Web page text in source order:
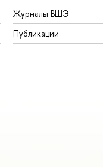
Журналы ВШЭ
Публикации